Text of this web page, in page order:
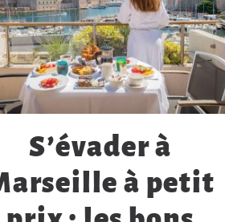
S’évader à
à petit